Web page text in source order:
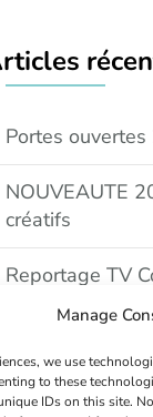
Manage
we use
to these
IDs on this site.
Portes
NOUVEAUTE
créatifs
Reportage TV
Construction en
Chantier